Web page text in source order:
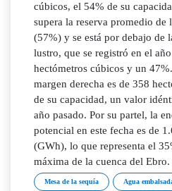
cúbicos, el 54% de su
supera la reserva promedio de
(57%) y se está por debajo de
lustro, que se registró en el
hectómetros cúbicos y un
margen derecha es de 358
de su capacidad, un valor
año pasado. Por su partel, la
potencial en este fecha es de
(GWh), lo que representa el
máxima de la cuenca del Ebro.
Mesa de la sequía Agua